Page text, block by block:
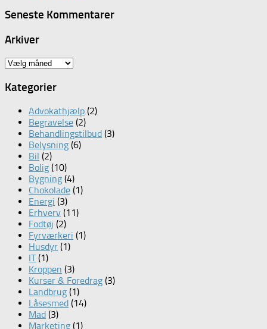
Seneste Kommentarer
Arkiver
Arkiver
Kategorier
Advokathjælp (2)
Begravelse (2)
Behandlingstilbud (3)
Belysning (6)
Bil (2)
Bolig (10)
Bygning (4)
Chokolade (1)
Energi (3)
Erhverv (11)
Fodtøj (2)
Fyrværkeri (1)
Husdyr (1)
IT(1)
Kroppen (3)
Kurser & Foredrag (3)
Landbrug (1)
Låsesmed (14)
Mad (3)
Marketing (1)